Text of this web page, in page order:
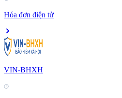
Hóa đơn điện tử
VIN-BHXH